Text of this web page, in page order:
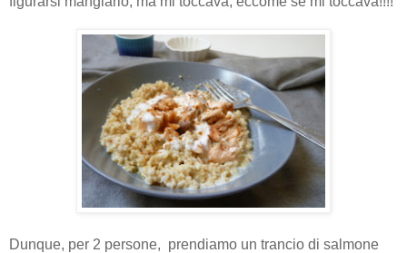
Dunque, per 2 persone, prendiamo un trancio di salmone